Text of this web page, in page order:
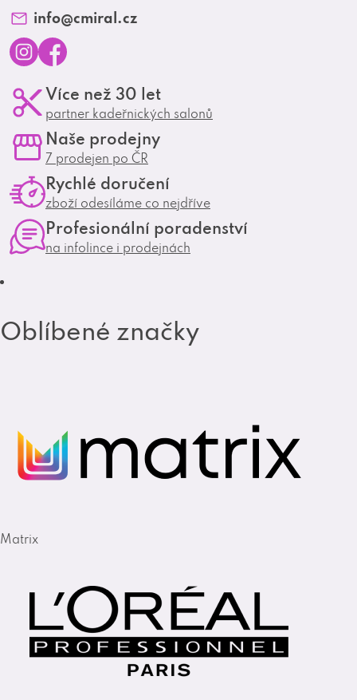
Matrix Club
info@cmiral.cz
n
s
g
a
m
a
e
o
o
k
Více než 30 let
partner kadeřnických salonů
Naše prodejny
7 prodejen po ČR
Rychlé doručení
zboží odesíláme co nejdříve
Profesionální poradenství
na infolince i prodejnách
Oblíbené značky
Matrix